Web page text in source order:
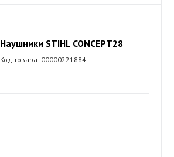
Наушники STIHL CONCEPT28
Код товара: 00000221884